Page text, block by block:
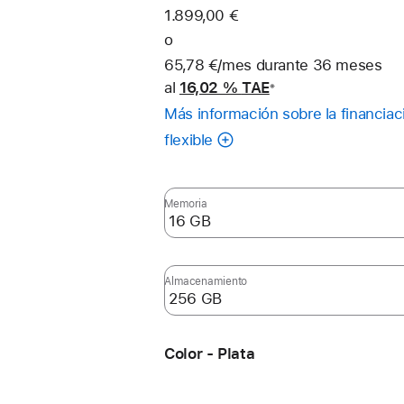
1.899,00 €
o
65,78 €/mes durante 36 meses
al 16,02 % TAE
a
de
※
Más información sobre la
flexible
Memoria
Almacenamiento
Color - Plata